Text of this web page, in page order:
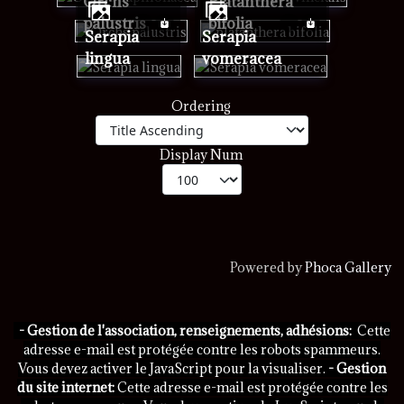
palustris
bifolia
Serapia
lingua
Serapia
vomeracea
Ordering
Display Num
Powered byPhoca Gallery
- Gestion de l'association, renseignements, adhésions: Cette
adresse e-mail est protégée contre les robots spammeurs.
Vous devez activer le JavaScript pour la visualiser. - Gestion
du site internet:Cette adresse e-mail est protégée contre les